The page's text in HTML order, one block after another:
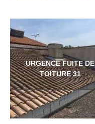
URGENCE FUITE DE
TOITURE 31